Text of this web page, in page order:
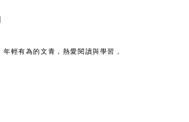
輕有為的文青，熱愛閱讀與學習，